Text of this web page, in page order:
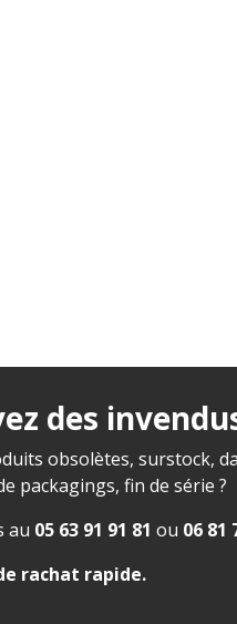
des
obsolètes, surstock,
packagings, fin de série ?
au 05 63 91 91 81 ou 06 81
rachat rapide.